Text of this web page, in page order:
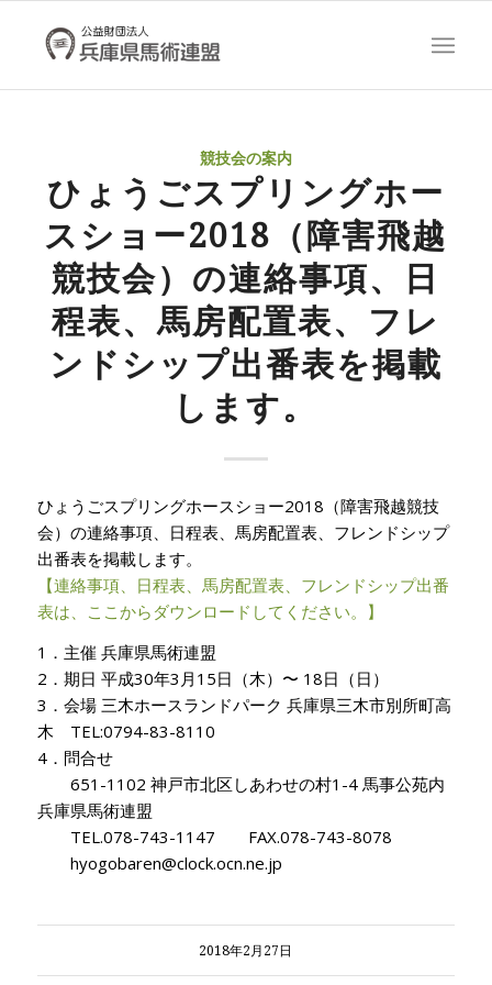
競技会の案内
ひょうごスプリングホー
スショー2018（障害飛越
競技会）の連絡事項、日
程表、馬房配置表、フレ
ンドシップ出番表を掲載
します。
ひょうごスプリングホースショー2018（障害飛越競技
会）の連絡事項、日程表、馬房配置表、フレンドシップ
出番表を掲載します。
【連絡事項、日程表、馬房配置表、フレンドシップ出番
表は、ここからダウンロードしてください。】
1．主催 兵庫県馬術連盟
2．期日 平成30年3月15日（木）〜 18日（日）
3．会場 三木ホースランドパーク 兵庫県三木市別所町高
木 TEL:0794-83-8110
4．問合せ
651-1102 神戸市北区しあわせの村1-4 馬事公苑内
兵庫県馬術連盟
TEL.078-743-1147 FAX.078-743-8078
hyogobaren@clock.ocn.ne.jp
2018年2月27日